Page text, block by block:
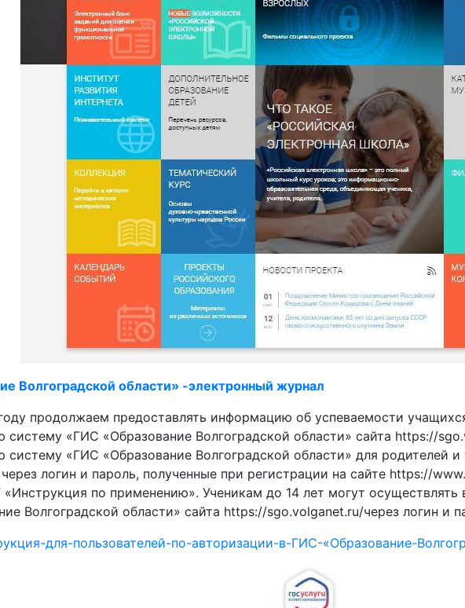
Волгоградской области» -электронный журнал
продолжаем предоставлять информацию об успеваемости
«ГИС «Образование Волгоградской области» сайта https://
«ГИС «Образование Волгоградской области» для родителей
логин и пароль, полученные при регистрации на сайте https://
«Инструкция по применению». Ученикам до 14 лет могут
Волгоградской области» сайта https://sgo.volganet.ru/через логин и
для-пользователей-по-авторизации-в-ГИС-«Образование-